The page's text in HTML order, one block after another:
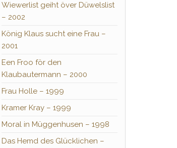
Wiewerlist geiht över Düwelslist
– 2002
König Klaus sucht eine Frau –
2001
Een Froo för den
Klaubautermann – 2000
Frau Holle – 1999
Kramer Kray – 1999
Moral in Müggenhusen – 1998
Das Hemd des Glücklichen –